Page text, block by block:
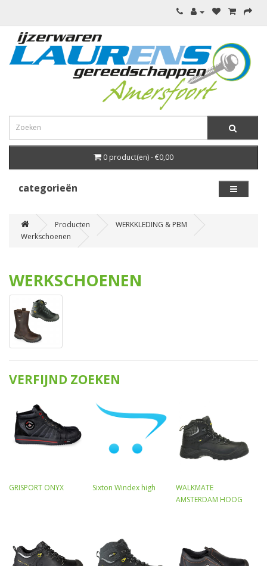
0 product(en) - €0,00
categorieën
Producten
WERKKLEDING & PBM
Werkschoenen
WERKSCHOENEN
VERFIJND ZOEKEN
GRISPORT ONYX Sixton Windex high
WALKMATE
AMSTERDAM HOOG